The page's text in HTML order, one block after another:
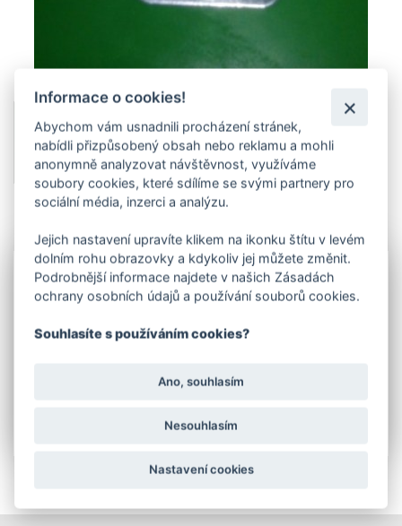
Info
Pro stavbu plotu na betonový základ nabízímeplotny
s navařenou trubkou, nebo jeklem na různé průměry
trubek a rozměry jeklů.
4 - 5 mm podle jednotlivých typů. Na plotně jsou
V tabulce e-shopu si vyberte povrchovou úpravu
galvanický zinek + komaxit
Informace o cookies!
Abychom vám usnadnili procházení stránek,
nabídli přizpůsobený obsah nebo reklamu a mohli
anonymně analyzovat návštěvnost, využíváme
soubory cookies, které sdílíme se svými partnery pro
sociální média, inzerci a analýzu.
Jejich nastavení upravíte klikem na ikonku štítu v levém
dolním rohu obrazovky a kdykoliv jej můžete změnit.
Podrobnější informace najdete v našich Zásadách
ochrany osobních údajů a používání souborů cookies.
Souhlasíte s používáním cookies?
Ano, souhlasím
Nesouhlasím
Nastavení cookies